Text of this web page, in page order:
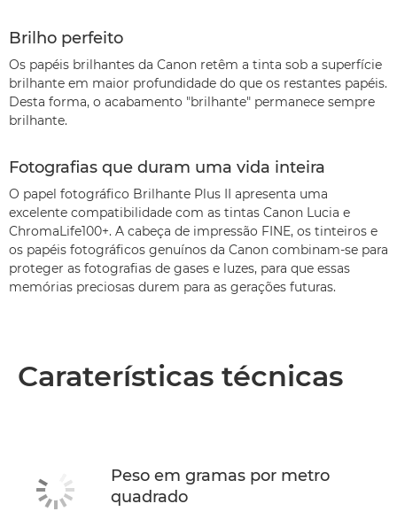
Brilho perfeito
Os papéis brilhantes da Canon retêm a tinta sob a superfície
brilhante em maior profundidade do que os restantes papéis.
Desta forma, o acabamento "brilhante" permanece sempre
brilhante.
Fotografias que duram uma vida inteira
O papel fotográfico Brilhante Plus II apresenta uma
excelente compatibilidade com as tintas Canon Lucia e
ChromaLife100+. A cabeça de impressão FINE, os tinteiros e
os papéis fotográficos genuínos da Canon combinam-se para
proteger as fotografias de gases e luzes, para que essas
memórias preciosas durem para as gerações futuras.
Caraterísticas técnicas
Peso em gramas por metro
quadrado